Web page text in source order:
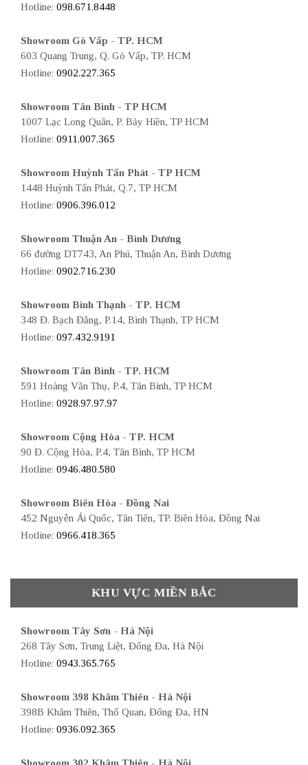
Hotline: 098.671.8448
Showroom Gò Vấp - TP. HCM
603 Quang Trung, Q. Gò Vấp, TP. HCM
Hotline: 0902.227.365
Showroom Tân Bình - TP HCM
1007 Lạc Long Quân, P. Bảy Hiền, TP HCM
Hotline: 0911.007.365
Showroom Huỳnh Tấn Phát - TP HCM
1448 Huỳnh Tấn Phát, Q.7, TP HCM
Hotline: 0906.396.012
Showroom Thuận An - Bình Dương
66 đường DT743, An Phú, Thuận An, Bình Dương
Hotline: 0902.716.230
Showroom Bình Thạnh - TP. HCM
348 Đ. Bạch Đằng, P.14, Bình Thạnh, TP HCM
Hotline: 097.432.9191
Showroom Tân Bình - TP. HCM
591 Hoàng Văn Thụ, P.4, Tân Bình, TP HCM
Hotline: 0928.97.97.97
Showroom Cộng Hòa - TP. HCM
90 Đ. Cộng Hòa, P.4, Tân Bình, TP HCM
Hotline: 0946.480.580
Showroom Biên Hòa - Đồng Nai
452 Nguyễn Ái Quốc, Tân Tiến, TP. Biên Hòa, Đồng Nai
Hotline: 0966.418.365
KHU VỰC MIỀN BẮC
Showroom Tây Sơn - Hà Nội
268 Tây Sơn, Trung Liệt, Đống Đa, Hà Nội
Hotline: 0943.365.765
Showroom 398 Khâm Thiên - Hà Nội
398B Khâm Thiên, Thổ Quan, Đống Đa, HN
Hotline: 0936.092.365
Showroom 302 Khâm Thiên - Hà Nội